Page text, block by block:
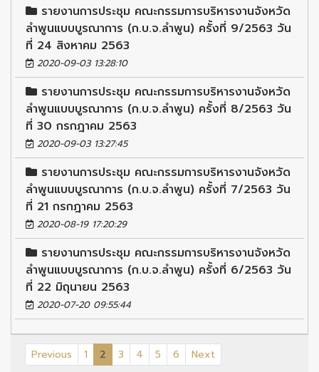
รายงานการประชุม คณะกรรมการบริหารงานจังหวัด
ลำพูนแบบบูรณาการ (ก.บ.จ.ลำพูน) ครั้งที่ 9/2563 วัน
ที่ 24 สิงหาคม 2563
2020-09-03 13:28:10
รายงานการประชุม คณะกรรมการบริหารงานจังหวัด
ลำพูนแบบบูรณาการ (ก.บ.จ.ลำพูน) ครั้งที่ 8/2563 วัน
ที่ 30 กรกฎาคม 2563
2020-09-03 13:27:45
รายงานการประชุม คณะกรรมการบริหารงานจังหวัด
ลำพูนแบบบูรณาการ (ก.บ.จ.ลำพูน) ครั้งที่ 7/2563 วัน
ที่ 21 กรกฎาคม 2563
2020-08-19 17:20:29
รายงานการประชุม คณะกรรมการบริหารงานจังหวัด
ลำพูนแบบบูรณาการ (ก.บ.จ.ลำพูน) ครั้งที่ 6/2563 วัน
ที่ 22 มิถุนายน 2563
2020-07-20 09:55:44
Previous 1 2 (current)
3 4 5 6 Next